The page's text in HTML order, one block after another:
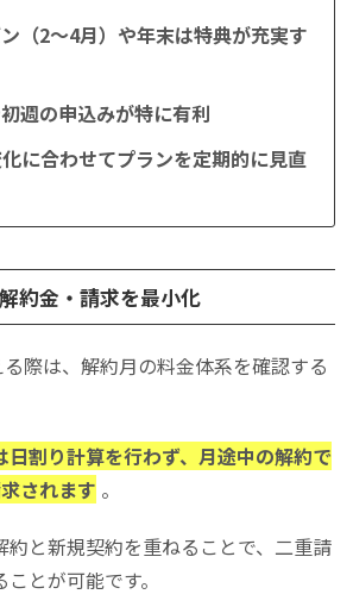
（2〜4月）や年末は特典が充実す
週の申込みが特に有利
に合わせてプランを定期的に見直
約金・請求を最小化
際は、解約月の料金体系を確認する
日割り計算を行わず、月途中の解約で
されます 。
約と新規契約を重ねることで、二重請
とが可能です。